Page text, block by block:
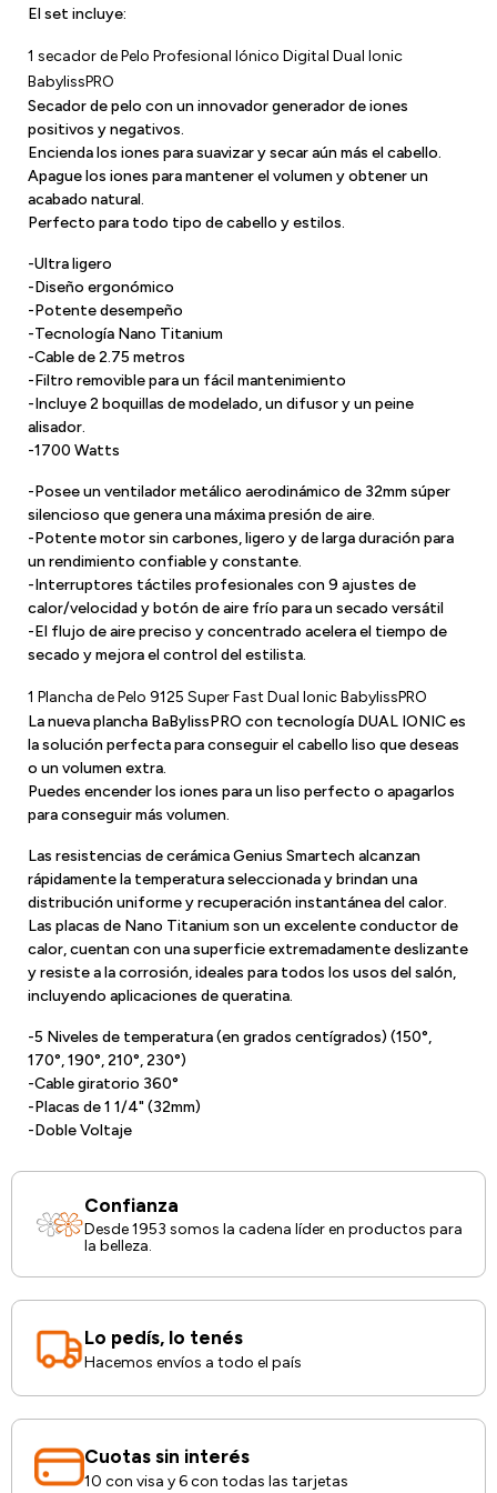
El set incluye:
1 secador de Pelo Profesional Iónico Digital Dual Ionic
BabylissPRO
Secador de pelo con un innovador generador de iones
positivos y negativos.
Encienda los iones para suavizar y secar aún más el cabello.
Apague los iones para mantener el volumen y obtener un
acabado natural.
Perfecto para todo tipo de cabello y estilos.
-Ultra ligero
-Diseño ergonómico
-Potente desempeño
-Tecnología Nano Titanium
-Cable de 2.75 metros
-Filtro removible para un fácil mantenimiento
-Incluye 2 boquillas de modelado, un difusor y un peine
alisador.
-1700 Watts
-Posee un ventilador metálico aerodinámico de 32mm súper
silencioso que genera una máxima presión de aire.
-Potente motor sin carbones, ligero y de larga duración para
un rendimiento confiable y constante.
-Interruptores táctiles profesionales con 9 ajustes de
calor/velocidad y botón de aire frío para un secado versátil
-El flujo de aire preciso y concentrado acelera el tiempo de
secado y mejora el control del estilista.
1 Plancha de Pelo 9125 Super Fast Dual Ionic BabylissPRO
La nueva plancha BaBylissPRO con tecnología DUAL IONIC es
la solución perfecta para conseguir el cabello liso que deseas
o un volumen extra.
Puedes encender los iones para un liso perfecto o apagarlos
para conseguir más volumen.
Las resistencias de cerámica Genius Smartech alcanzan
rápidamente la temperatura seleccionada y brindan una
distribución uniforme y recuperación instantánea del calor.
Las placas de Nano Titanium son un excelente conductor de
calor, cuentan con una superficie extremadamente deslizante
y resiste a la corrosión, ideales para todos los usos del salón,
incluyendo aplicaciones de queratina.
-5 Niveles de temperatura (en grados centígrados) (150°,
170°, 190°, 210°, 230°)
-Cable giratorio 360°
-Placas de 1 1/4" (32mm)
-Doble Voltaje
Confianza
Desde 1953 somos la cadena líder en productos para
la belleza.
Lo pedís, lo tenés
Hacemos envíos a todo el país
Cuotas sin interés
10 con visa y 6 con todas las tarjetas